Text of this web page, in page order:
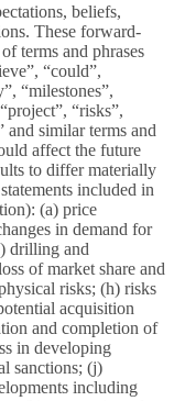
beliefs,
These forward-
terms and phrases
“could”,
“milestones”,
“risks”,
and similar terms and
affect the future
to differ materially
included in
(a) price
in demand for
drilling and
of market share and
risks; (h) risks
acquisition
and completion of
in developing
sanctions; (j)
including